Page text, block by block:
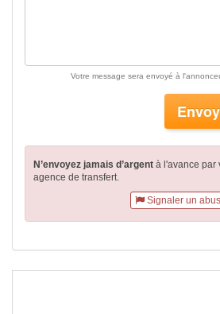
Votre message sera envoyé à
N’envoyez jamais d’argent à l'avance par
agence de transfert.
Signaler un abus